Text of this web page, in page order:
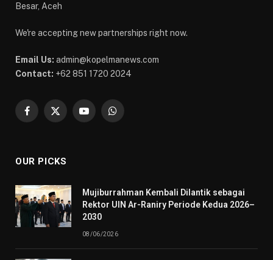
Besar, Aceh
We're accepting new partnerships right now.
Email Us: admin@kopelmanews.com
Contact: +62 851 1720 2024
Facebook
X
YouTubeWhatsApp
OUR PICKS
Mujiburrahman Kembali Dilantik sebagai
Rektor UIN Ar-Raniry Periode Kedua 2026–
2030
08/06/2026